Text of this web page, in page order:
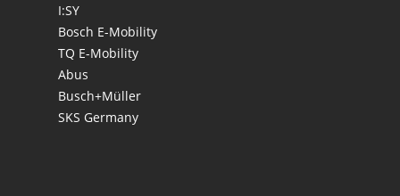
I:SY
Bosch E-Mobility
TQ E-Mobility
Abus
Busch+Müller
SKS Germany